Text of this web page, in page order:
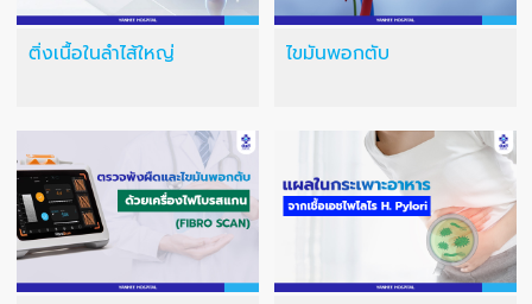
ติ่งเนื้อในลำไส้ใหญ่ ไขมันพอกตับ